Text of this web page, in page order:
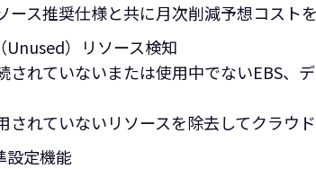
ース推奨仕様と共に月次削減予想コスト
Unused）リソース検知
されていないまたは使用中でないEBS、
されていないリソースを除去してクラウ
設定機能